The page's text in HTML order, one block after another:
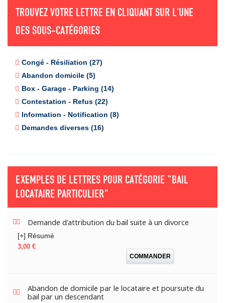
TROUVEZ VOTRE LETTRE EN CLIQUANT SUR L'UNE
DES SOUS-CATÉGORIES
Congé - Résiliation (27)
Abandon domicile (5)
Box - Garage - Parking (14)
Contestation - Refus (22)
Information - Notification (8)
Demandes diverses (16)
EXEMPLES DE LETTRES POUR CATÉGORIE "BAIL
LOCATAIRE PARTICULIER"
Demande d'attribution du bail suite à un divorce
[+] Résumé
Prix
3,00 €
COMMANDER
Abandon de domicile par le locataire et poursuite du
bail par un descendant